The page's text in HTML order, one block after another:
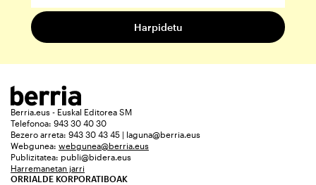
Berria.eus - Euskal Editorea SM
Telefonoa: 943 30 40 30
Bezero arreta: 943 30 43 45 | laguna@berria.eus
Webgunea: webgunea@berria.eus
Publizitatea: publi@bidera.eus
Harremanetan jarri
ORRIALDE KORPORATIBOAK